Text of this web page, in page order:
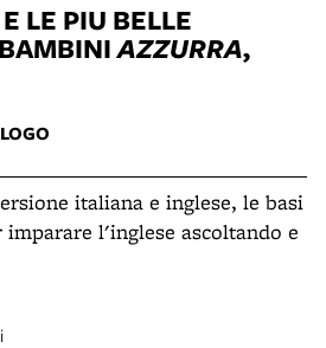
LE PIU BELLE
AZZURRA,
italiana e inglese, le basi
l'inglese ascoltando e